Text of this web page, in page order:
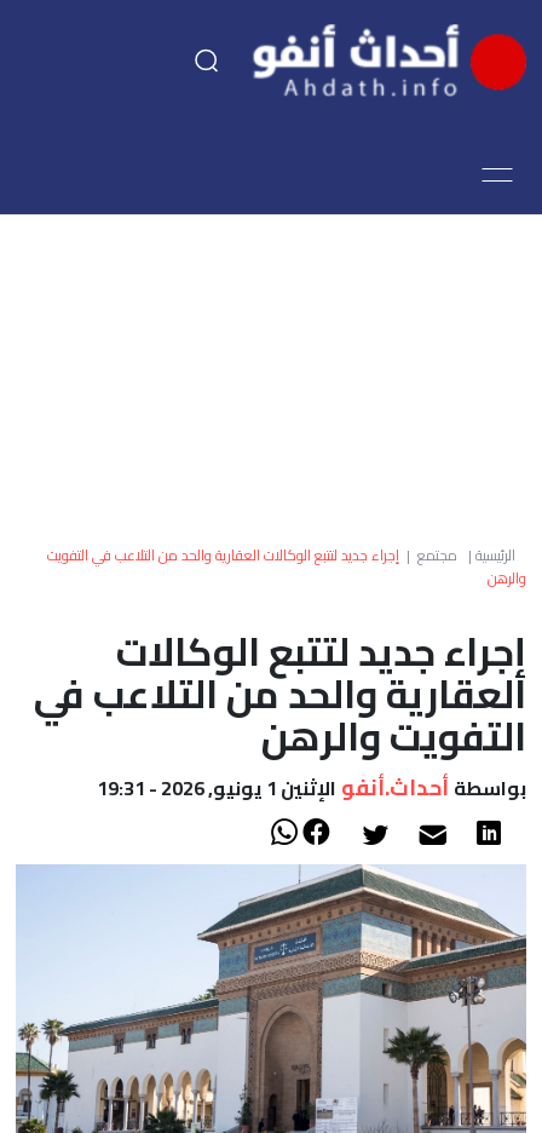
اقتصاد
العالم
الصحراء
الرئيسية| مجتمع | إجراء جديد لتتبع الوكالات العقارية والحد من التلاعب في التفويت
والرهن
إجراء جديد لتتبع الوكالات
العقارية والحد من التلاعب في
التفويت والرهن
بواسطة أحداث.أنفو الإثنين 1 يونيو, 2026 - 19:31